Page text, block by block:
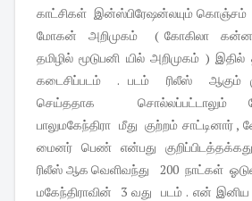
காட்சிகள் இன்ஸ்பிரேஷன்லயும் கொஞ்சம்
மோகன் அறிமுகம் ( கோகிலா
தமிழில் மூடுபனி யில் அறிமுகம் )
கடைசிப்படம் . படம் ரிலீஸ்
செய்ததாக சொல்லப்பட்டாலும்
பாலுமகேந்திரா மீது குற்றம்
மைனர் பெண் என்பது குறிப்பிடத்தக்கது
ரிலீஸ் ஆக வெளிவந்து 200 நாட்கள்
மகேந்திராவின் 3 வது படம் . என்